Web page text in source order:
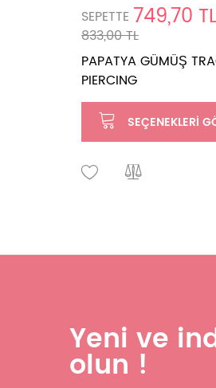
SEPETTE 749,70 TL
833,00 TL
PAPATYA GÜMÜŞ
PIERCING
SEÇENEKLERI
Yeni ve
olun !